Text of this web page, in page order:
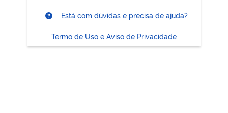
Está com dúvidas e precisa de ajuda?
Termo de Uso e Aviso de Privacidade